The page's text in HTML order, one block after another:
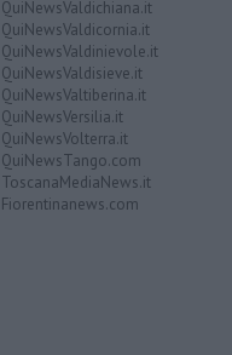
QuiNewsValdichiana.it
QuiNewsValdicornia.it
QuiNewsValdinievole.it
QuiNewsValdisieve.it
QuiNewsValtiberina.it
QuiNewsVersilia.it
QuiNewsVolterra.it
QuiNewsTango.com
ToscanaMediaNews.it
Fiorentinanews.com